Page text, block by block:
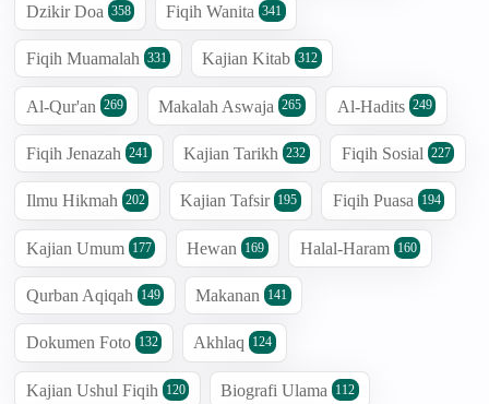
Dzikir Doa 358 Fiqih Wanita 341
Fiqih Muamalah 331 Kajian Kitab 312
Al-Qur'an 269 Makalah Aswaja 265 Al-Hadits 249
Fiqih Jenazah 241 Kajian Tarikh 232 Fiqih Sosial 227
Ilmu Hikmah 202 Kajian Tafsir 195 Fiqih Puasa 194
Kajian Umum 177 Hewan 169 Halal-Haram 160
Qurban Aqiqah 149 Makanan 141
Dokumen Foto 132 Akhlaq 124
Kajian Ushul Fiqih 120 Biografi Ulama 112